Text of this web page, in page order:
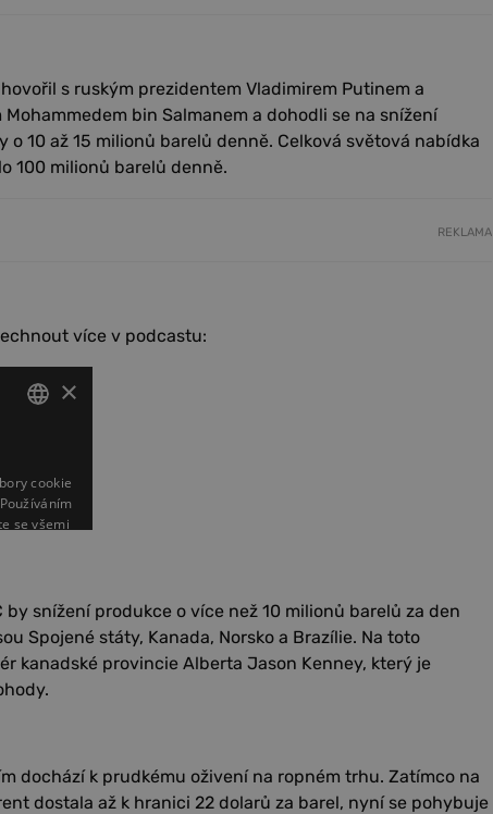
s ruským prezidentem Vladimirem Putinem a
bin Salmanem a dohodli se na snížení
10 až 15 milionů barelů denně. Celková světová nabídka
100 milionů barelů denně.
REKLAMA
více v podcastu:
by snížení produkce o více než 10 milionů barelů za den
Spojené státy, Kanada, Norsko a Brazílie. Na toto
kanadské provincie Alberta Jason Kenney, který je
dochází k prudkému oživení na ropném trhu. Zatímco na
dostala až k hranici 22 dolarů za barel, nyní se pohybuje